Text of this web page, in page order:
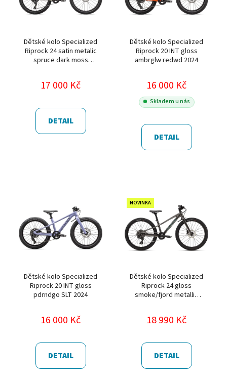
Dětské kolo Specialized
Riprock 24 satin metalic
spruce dark moss
17 000 Kč
DETAIL
Dětské kolo Specialized
Riprock 20 INT gloss
ambrglw redwd 2024
16 000 Kč
Skladem u nás
DETAIL
Dětské kolo Specialized
Riprock 20 INT gloss
pdrndgo SLT 2024
16 000 Kč
DETAIL
NOVINKA
Dětské kolo Specialized
Riprock 24 gloss
smoke/fjord metallic
18 990 Kč
DETAIL